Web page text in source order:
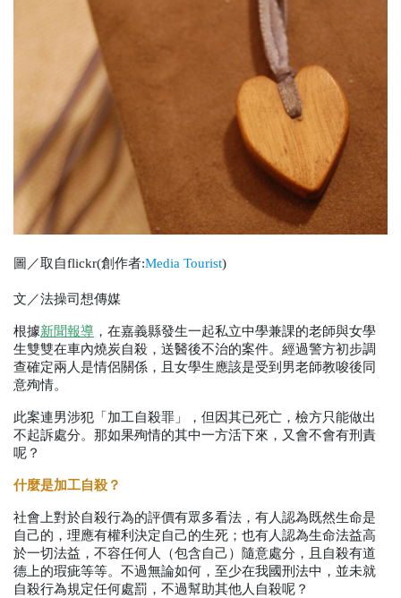
圖／取自flickr(創作者:Media Tourist)
文／法操司想傳媒
根據新聞報導 ，在嘉義縣發生一起私立中學兼課的老師與女學
生雙雙在車內燒炭自殺，送醫後不治的案件。經過警方初步調
查確定兩人是情侶關係，且女學生應該是受到男老師教唆後同
意殉情。
此案連男涉犯「加工自殺罪」，但因其已死亡，檢方只能做出
不起訴處分。那如果殉情的其中一方活下來，又會不會有刑責
呢？
什麼是加工自殺？
社會上對於自殺行為的評價有眾多看法，有人認為既然生命是
自己的，理應有權利決定自己的生死；也有人認為生命法益高
於一切法益，不容任何人（包含自己）隨意處分，且自殺有道
德上的瑕疵等等。不過無論如何，至少在我國刑法中，並未就
自殺行為規定任何處罰，不過幫助其他人自殺呢？